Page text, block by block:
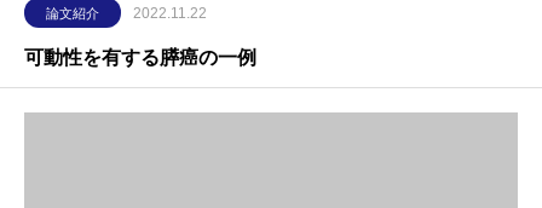
論文紹介 2022.11.22
可動性を有する膵癌の一例